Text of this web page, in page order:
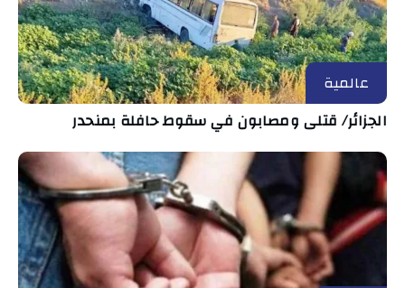
عالمية
الجزائر/ قتلى ومصابون في سقوط حافلة بمنحدر